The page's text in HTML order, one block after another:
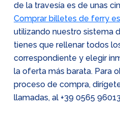
de la travesía es de unas
Comprar billetes de ferry
utilizando nuestro sistema
tienes que rellenar todos
correspondiente y elegir
la oferta más barata. Para
proceso de compra,
llamadas, al +39 0565